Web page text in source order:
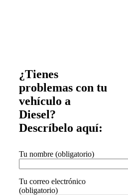
¿Tienes
problemas con tu
vehículo a
Diesel?
Descríbelo aquí:
Tu nombre (obligatorio)
Tu correo electrónico
(obligatorio)